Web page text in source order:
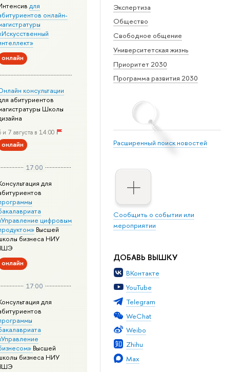
Экспертиза
Общество
Свободное общение
Университетская жизнь
Приоритет 2030
Программа развития 2030
Расширенный поиск новостей
Сообщить о событии или
мероприятии
ДОБАВЬ ВЫШКУ
ВКонтакте
YouTube
Telegram
WeChat
Weibo
Zhihu
Max
для
онлайн-
онлайн
консультации
абитуриентов
Школы
и 7 августа в 14:00
онлайн
17:00
для
цифровым
Высшей
бизнеса НИУ
онлайн
17:00
для
Высшей
бизнеса НИУ